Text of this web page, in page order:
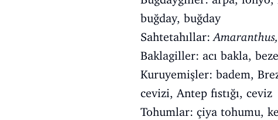
buğday, buğday
Sahtetahıllar:Amaranthus,
Baklagiller: acı bakla,
Kuruyemişler: badem,
cevizi, Antep fıstığı, ceviz
Tohumlar: çiya tohumu,